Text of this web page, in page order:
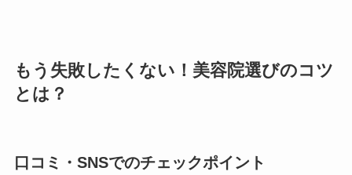
もう失敗したくない！美容院選びのコツ
とは？
口コミ・SNSでのチェックポイント